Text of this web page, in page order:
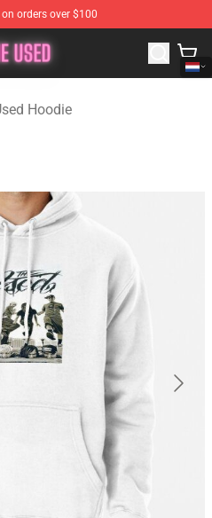
orders over $100
The Used Merchandise Shop
Hoodie